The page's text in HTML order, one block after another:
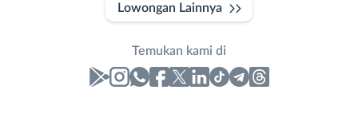
Lowongan Lainnya
Temukan kami di